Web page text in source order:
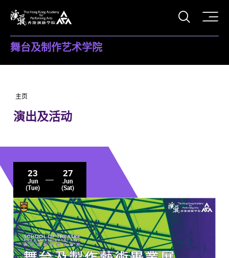
打开
舞台及制作艺术学院
主页
演出及活动
23
Jun
(Tue)
27
Jun
(Sat)